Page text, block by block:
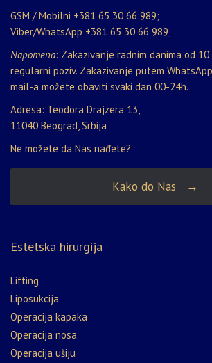
GSM / Mobilni +381 65 30 66 989;
Viber/WhatsApp +381 65 30 66 989;
Napomena: Zakazivanje radnim danima od
regularni poziv. Zakazivanje putem
mail-a možete obaviti svaki dan 00-24h.
Adresa: Teodora Drajzera 13,
11040 Beograd, Srbija
Ne možete da Nas nađete?
Kako do Nas →
Estetska hirurgija
Lifting
Liposukcija
Operacija kapaka
Operacija nosa
Operacija ušiju